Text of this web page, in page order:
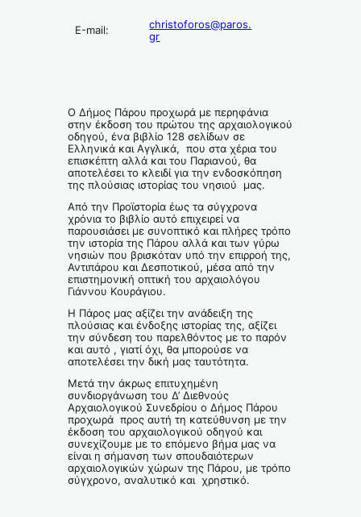
Ε-mail:
christoforos@paros.
gr
Ο Δήμος Πάρου προχωρά με περηφάνια
στην έκδοση του πρώτου της αρχαιολογικού
οδηγού, ένα βιβλίο 128 σελίδων σε
Ελληνικά και Αγγλικά, που στα χέρια του
επισκέπτη αλλά και του Παριανού, θα
αποτελέσει το κλειδί για την ενδοσκόπηση
της πλούσιας ιστορίας του νησιού μας.
Από την Προϊστορία έως τα σύγχρονα
χρόνια το βιβλίο αυτό επιχειρεί να
παρουσιάσει με συνοπτικό και πλήρες τρόπο
την ιστορία της Πάρου αλλά και των γύρω
νησιών που βρισκόταν υπό την επιρροή της,
Αντιπάρου και Δεσποτικού, μέσα από την
επιστημονική οπτική του αρχαιολόγου
Γιάννου Κουράγιου.
Η Πάρος μας αξίζει την ανάδειξη της
πλούσιας και ένδοξης ιστορίας της, αξίζει
την σύνδεση του παρελθόντος με το παρόν
και αυτό , γιατί όχι, θα μπορούσε να
αποτελέσει την δική μας ταυτότητα.
Μετά την άκρως επιτυχημένη
συνδιοργάνωση του Δ’ Διεθνούς
Αρχαιολογικού Συνεδρίου ο Δήμος Πάρου
προχωρά προς αυτή τη κατεύθυνση με την
έκδοση του αρχαιολογικού οδηγού και
συνεχίζουμε με το επόμενο βήμα μας να
είναι η σήμανση των σπουδαιότερων
αρχαιολογικών χώρων της Πάρου, με τρόπο
σύγχρονο, αναλυτικό και χρηστικό.